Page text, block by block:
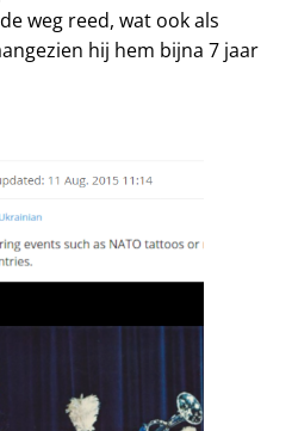
weg reed, wat ook als
hij hem bijna 7 jaar